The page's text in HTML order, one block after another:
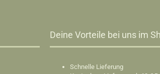
Deine Vorteile bei uns im
Schnelle Lieferung